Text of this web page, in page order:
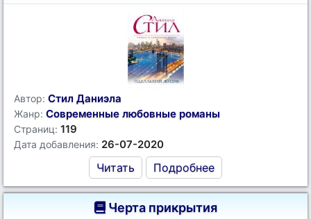
Автор: Стил Даниэла
Жанр: Современные любовные романы
Страниц: 119
Дата добавления: 26-07-2020
Читать Подробнее
Черта прикрытия